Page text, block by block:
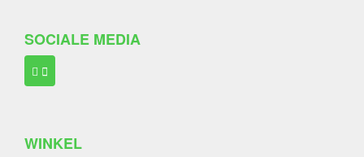
SOCIALE MEDIA
WINKEL